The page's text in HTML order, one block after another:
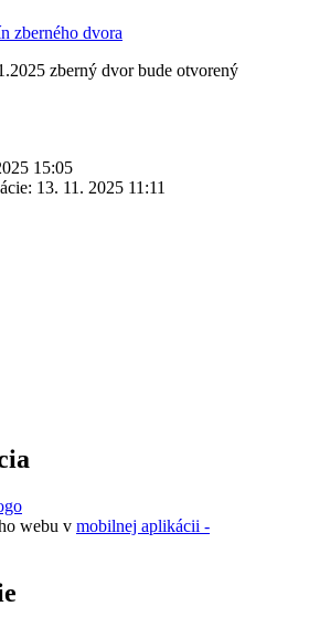
zberný dvor bude otvorený
15:05
13. 11. 2025 11:11
webu v mobilnej aplikácii -